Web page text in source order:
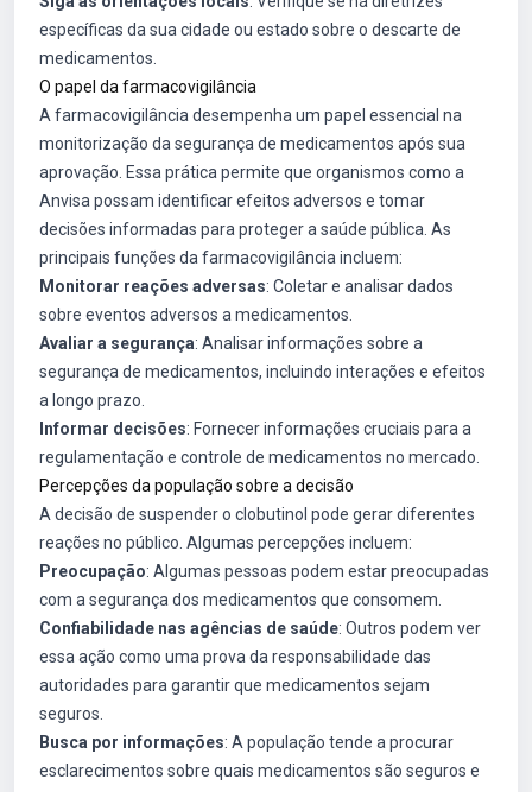
específicas da sua cidade ou estado sobre o descarte de
medicamentos.
O papel da farmacovigilância
A farmacovigilância desempenha um papel essencial na
monitorização da segurança de medicamentos após sua
aprovação. Essa prática permite que organismos como a
Anvisa possam identificar efeitos adversos e tomar
decisões informadas para proteger a saúde pública. As
principais funções da farmacovigilância incluem:
Monitorar reações adversas: Coletar e analisar dados
sobre eventos adversos a medicamentos.
Avaliar a segurança: Analisar informações sobre a
segurança de medicamentos, incluindo interações e efeitos
a longo prazo.
Informar decisões: Fornecer informações cruciais para a
regulamentação e controle de medicamentos no mercado.
Percepções da população sobre a decisão
A decisão de suspender o clobutinol pode gerar diferentes
reações no público. Algumas percepções incluem:
Preocupação: Algumas pessoas podem estar preocupadas
com a segurança dos medicamentos que consomem.
Confiabilidade nas agências de saúde: Outros podem ver
essa ação como uma prova da responsabilidade das
autoridades para garantir que medicamentos sejam
seguros.
Busca por informações: A população tende a procurar
esclarecimentos sobre quais medicamentos são seguros e